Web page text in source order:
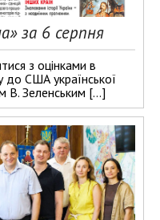
за 6 серпня
з оцінками в
до США української
В. Зеленським […]